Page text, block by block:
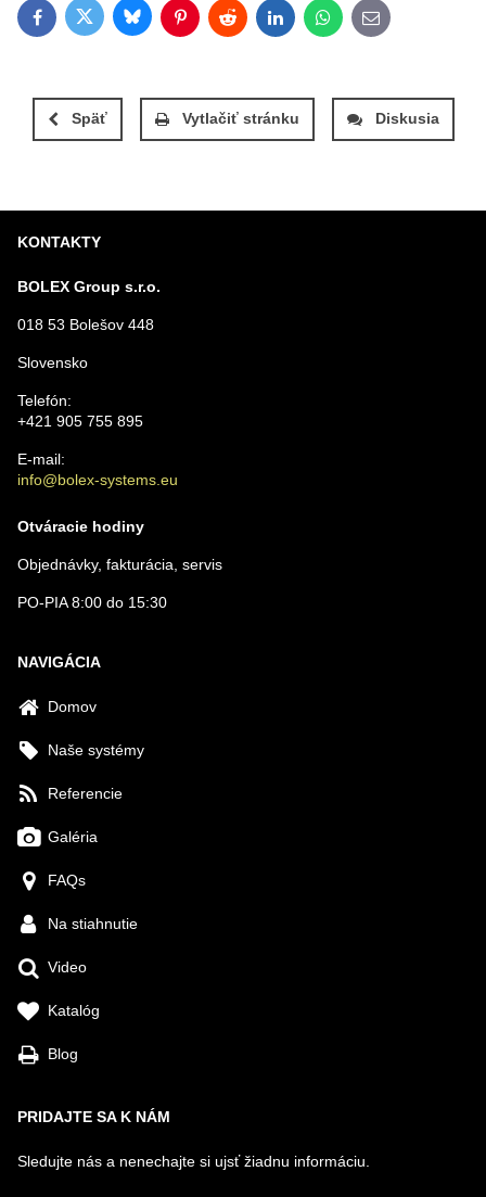
FacebookTwitterBlueskyPinterestRedditLinkedInWhatsApp
E-mail
Späť Vytlačiť stránku Diskusia
KONTAKTY
BOLEX Group s.r.o.
018 53 Bolešov 448
Slovensko
Telefón:
+421 905 755 895
E-mail:
info@bolex-systems.eu
Otváracie hodiny
Objednávky, fakturácia, servis
PO-PIA 8:00 do 15:30
NAVIGÁCIA
Domov
Naše systémy
Referencie
Galéria
FAQs
Na stiahnutie
Video
Katalóg
Blog
PRIDAJTE SA K NÁM
Sledujte nás a nenechajte si ujsť žiadnu informáciu.